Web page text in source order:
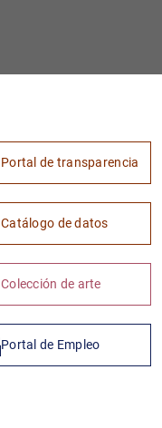
1 2
Portal de transparencia
Catálogo de datos
Colección de arte
Portal de Empleo